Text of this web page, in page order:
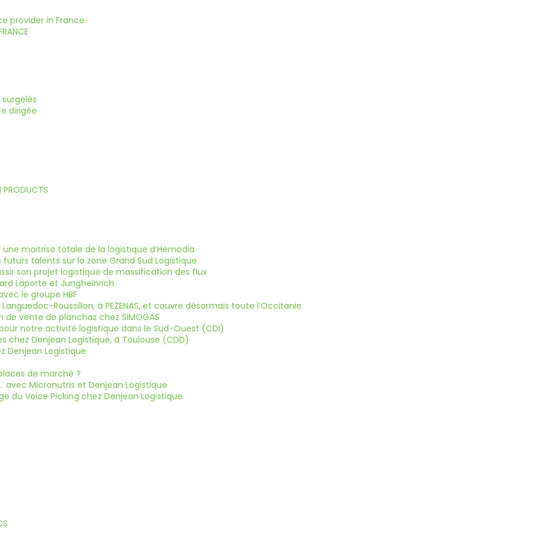
provider in France
dirigée
PRODUCTS
maitrise totale de la logistique d’Hemodia
talents sur la zone Grand Sud Logistique
son projet logistique de massification des flux
Laporte et Jungheinrich
le groupe HBF
Roussillon, à PEZENAS, et couvre désormais toute l’Occitanie.
de vente de planchas chez SIMOGAS
notre activité logistique dans le Sud-Ouest (CDI)
chez Denjean Logistique, à Toulouse (CDD)
Denjean Logistique
de marché ?
Micronutris et Denjean Logistique
du Voice Picking chez Denjean Logistique